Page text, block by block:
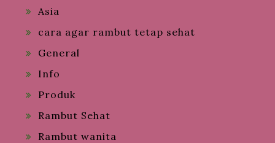
Asia
cara agar rambut tetap sehat
General
Info
Produk
Rambut Sehat
Rambut wanita